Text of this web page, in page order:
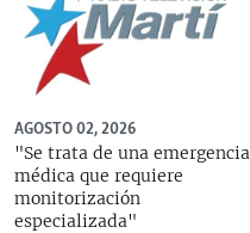
AGOSTO 02, 2026
"Se trata de una emergencia
médica que requiere
monitorización
especializada"